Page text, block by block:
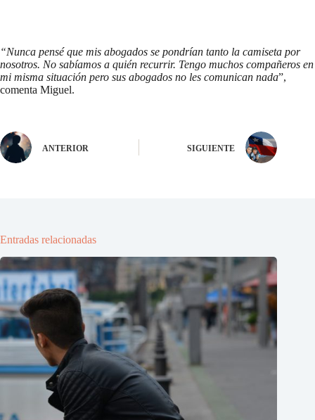
“Nunca pensé que mis abogados se pondrían tanto la camiseta por
nosotros. No sabíamos a quién recurrir. Tengo muchos compañeros en
mi misma situación pero sus abogados no les comunican nada”,
comenta Miguel.
ANTERIOR SIGUIENTE
Entradas relacionadas